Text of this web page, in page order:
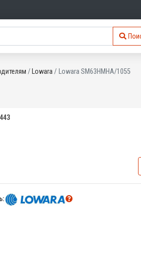
Lowara Lowara SM63HMHA/1055